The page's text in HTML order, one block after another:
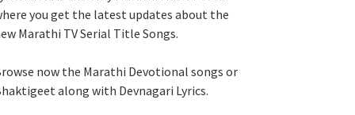
you get the latest updates about the
Marathi TV Serial Title Songs.
now the Marathi Devotional songs or
along with Devnagari Lyrics.